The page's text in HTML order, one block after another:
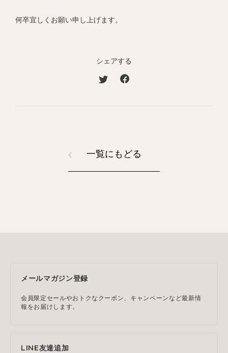
何卒宜しくお願い申し上げます。
シェアする
一覧にもどる
メールマガジン登録
会員限定セールやおトクなクーポン、キャンペーンなど最新情
報をお届けします。
LINE友達追加